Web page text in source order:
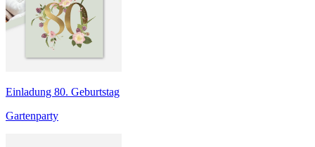
Einladung 80. Geburtstag
Gartenparty